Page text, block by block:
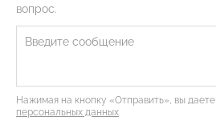
вопрос.
Нажимая на кнопку «Отправить», вы
персональных данных